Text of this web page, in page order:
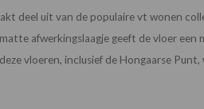
deel uit van de populaire vt wonen
afwerkingslaagje geeft de vloer
vloeren, inclusief de Hongaarse